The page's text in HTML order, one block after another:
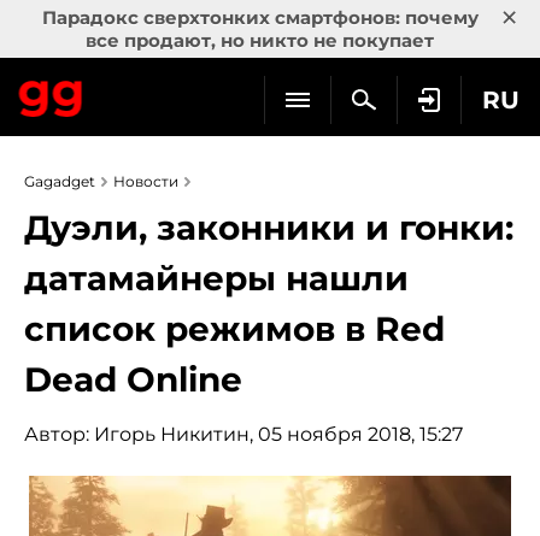
Парадокс сверхтонких смартфонов: почему
все продают, но никто не покупает
×
RU
Gagadget Новости
Дуэли, законники и гонки:
датамайнеры нашли
список режимов в Red
Dead Online
Автор: Игорь Никитин, 05 ноября 2018, 15:27